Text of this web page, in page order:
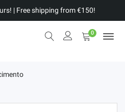
| Free shipping from €150!
0